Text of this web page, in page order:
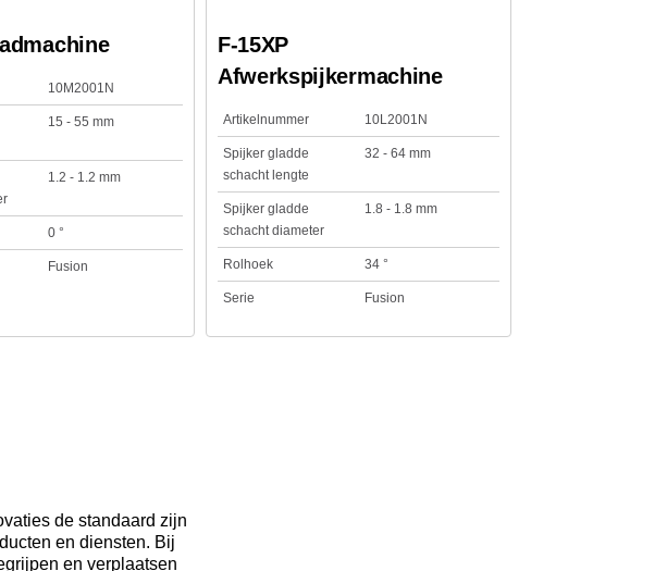
10M2001N
15 - 55 mm
1.2 - 1.2 mm
0 °
Fusion
F-15XP
Afwerkspijkermachine
Artikelnummer 10L2001N
Spijker gladde
schacht lengte
32 - 64 mm
Spijker gladde
schacht diameter
1.8 - 1.8 mm
Rolhoek 34 °
Serie Fusion
de standaard zijn
en diensten. Bij
en verplaatsen